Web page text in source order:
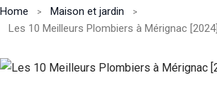
Home
Maison et jardin
Les 10 Meilleurs Plombiers à Mérignac [2024]